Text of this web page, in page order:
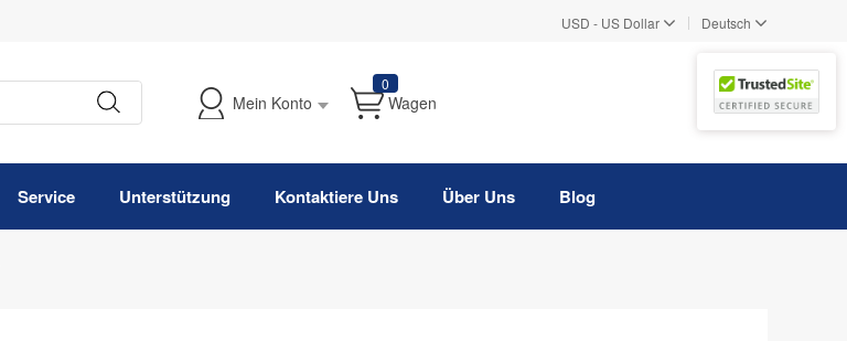
USD - US Dollar | Deutsch
Mein Konto
0
Wagen
Service Unterstützung Kontaktiere Uns Über Uns Blog